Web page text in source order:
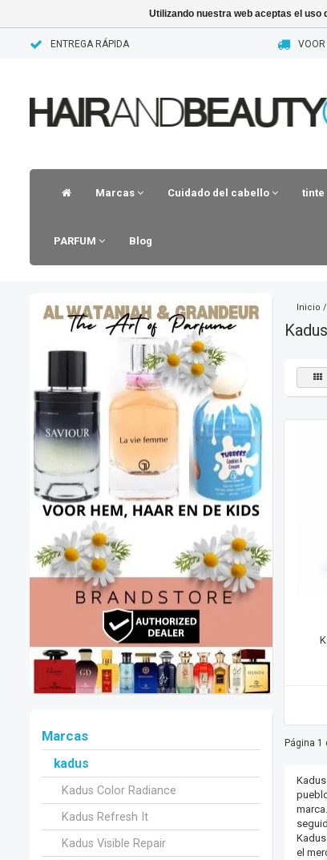
ENTREGA RÁPIDA VOOR
Marcas Cuidado del cabello tinte
PARFUM Blog
Marcas
kadus
Kadus Color Radiance
Kadus Refresh It
Kadus Visible Repair
Inicio /
Página 1
el
Utilizando nuestra web aceptas el uso